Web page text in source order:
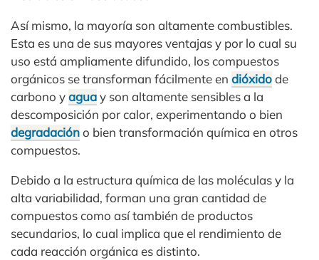
Así mismo, la mayoría son altamente combustibles.
Esta es una de sus mayores ventajas y por lo cual su
uso está ampliamente difundido, los compuestos
orgánicos se transforman fácilmente en dióxidode
carbono yaguay son altamente sensibles a la
descomposición por calor, experimentando o bien
degradacióno bien transformación química en otros
compuestos.
Debido a la estructura química de las moléculas y la
alta variabilidad, forman una gran cantidad de
compuestos como así también de productos
secundarios, lo cual implica que el rendimiento de
cada reacción orgánica es distinto.